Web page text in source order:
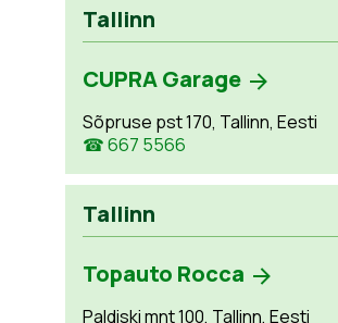
Tallinn
CUPRA Garage
Sõpruse pst 170, Tallinn, Eesti
☎ 667 5566
Tallinn
Topauto Rocca
Paldiski mnt 100, Tallinn, Eesti